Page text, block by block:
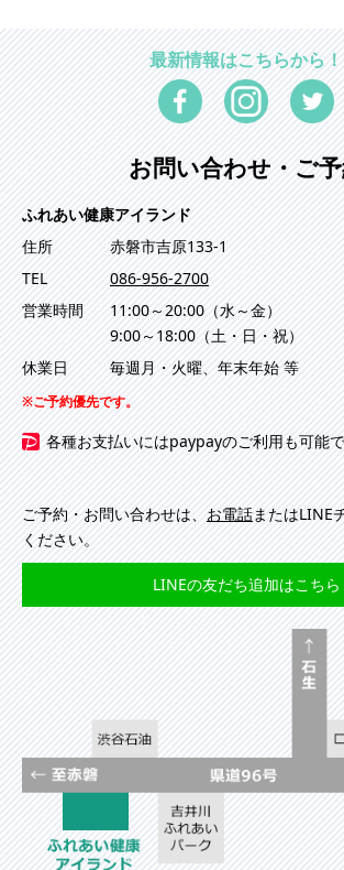
最新情報はこちらから！
お問い合わせ・ご
ふれあい健康アイランド
住所
赤磐市吉原133-1
TEL
086-956-2700
営業時間
11:00～20:00（水～金）
9:00～18:00（土・日・祝）
休業日
毎週月・火曜、年末年始 等
ご予約優先です。
各種お支払いにはpaypayのご利用も可能で
ご予約・お問い合わせは、 お電話またはLINE
ください。
LINEの友だち追加はこちら